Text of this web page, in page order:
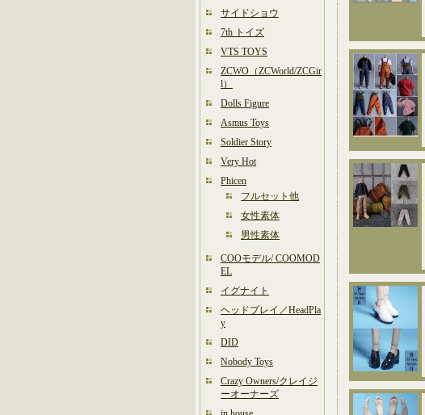
サイドショウ
7th トイズ
VTS TOYS
ZCWO（ZCWorld/ZCGir
l）
Dolls Figure
Asmus Toys
Soldier Story
Very Hot
Phicen
フルセット他
女性素体
男性素体
COOモデル/ COOMOD
EL
イグナイト
ヘッドプレイ／HeadPla
y
DID
Nobody Toys
Crazy Owners/クレイジ
ーオーナーズ